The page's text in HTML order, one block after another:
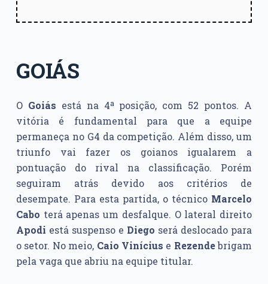
GOIÁS
O Goiás está na 4ª posição, com 52 pontos. A
vitória é fundamental para que a equipe
permaneça no G4 da competição. Além disso, um
triunfo vai fazer os goianos igualarem a
pontuação do rival na classificação. Porém
seguiram atrás devido aos critérios de
desempate. Para esta partida, o técnico Marcelo
Cabo terá apenas um desfalque. O lateral direito
Apodi está suspenso e Diego será deslocado para
o setor. No meio, Caio Vinícius e Rezendebrigam
pela vaga que abriu na equipe titular.